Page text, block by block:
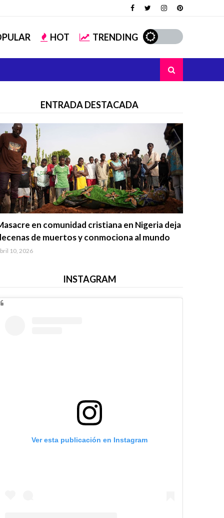
HOT TRENDING
ENTRADA DESTACADA
en comunidad cristiana en Nigeria deja
de muertos y conmociona al mundo
10, 2026
INSTAGRAM
Ver esta publicación en Instagram